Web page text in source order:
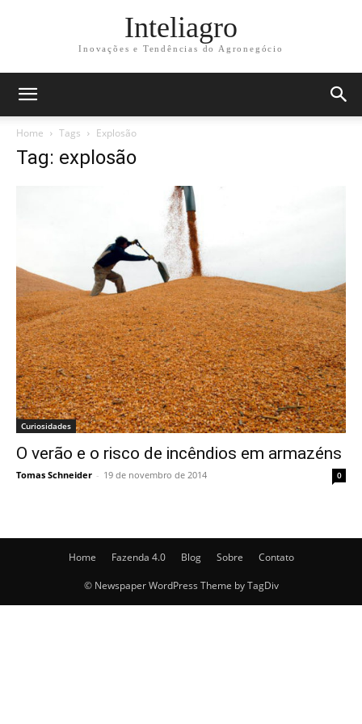
Inteliagro
Inovações e Tendências do Agronegócio
Home Tags Explosão
Tag: explosão
Curiosidades
O verão e o risco de incêndios em armazéns
Tomas Schneider - 19 de novembro de 2014 0
Home Fazenda 4.0 Blog Sobre Contato
© Newspaper WordPress Theme by TagDiv